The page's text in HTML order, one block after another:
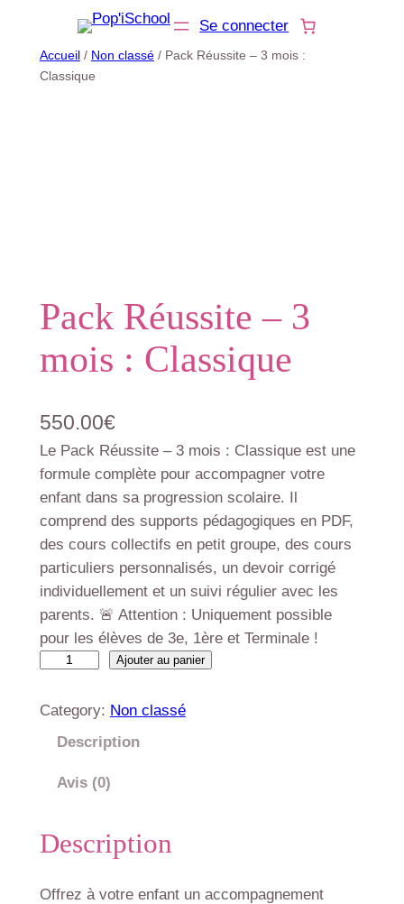
Se connecter
Accueil/ Non classé/ Pack Réussite – 3 mois :
Classique
Pack Réussite – 3
mois : Classique
550.00€
Le Pack Réussite – 3 mois : Classique est une
formule complète pour accompagner votre
enfant dans sa progression scolaire. Il
comprend des supports pédagogiques en PDF,
des cours collectifs en petit groupe, des cours
particuliers personnalisés, un devoir corrigé
individuellement et un suivi régulier avec les
parents. 🚨 Attention : Uniquement possible
pour les élèves de 3e, 1ère et Terminale !
Ajouter au panier
Category: Non classé
Description
Avis (0)
Description
Offrez à votre enfant un accompagnement